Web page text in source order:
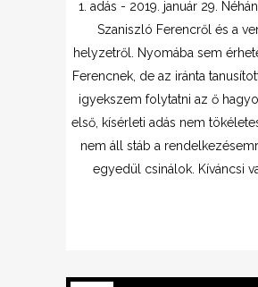
1. adás - 2019. január 29.
Szaniszló Ferencről és a
helyzetről. Nyomába sem
Ferencnek, de az iránta
igyekszem folytatni az ő
első, kísérleti adás nem
nem áll stáb a
egyedül csinálok. Kíváncsi